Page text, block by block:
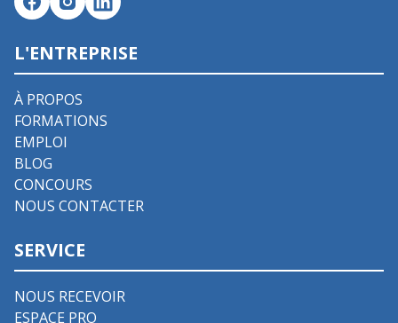
L'ENTREPRISE
À PROPOS
FORMATIONS
EMPLOI
BLOG
CONCOURS
NOUS CONTACTER
SERVICE
NOUS RECEVOIR
ESPACE PRO